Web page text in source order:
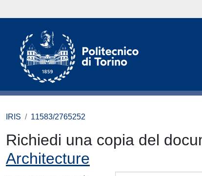
IRIS 11583/2765252
Richiedi una copia del
Architecture